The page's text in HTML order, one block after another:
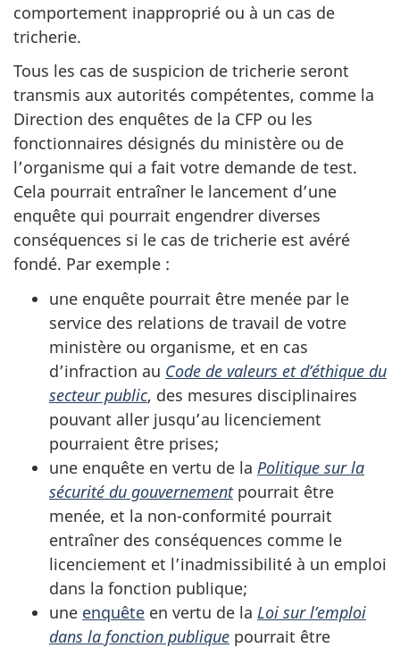
comportement inapproprié ou à un cas de
tricherie.
Tous les cas de suspicion de tricherie seront
transmis aux autorités compétentes, comme la
Direction des enquêtes de la CFP ou les
fonctionnaires désignés du ministère ou de
l’organisme qui a fait votre demande de test.
Cela pourrait entraîner le lancement d’une
enquête qui pourrait engendrer diverses
conséquences si le cas de tricherie est avéré
fondé. Par exemple :
une enquête pourrait être menée par le
service des relations de travail de votre
ministère ou organisme, et en cas
d’infraction au Code de valeurs et d’éthique du
secteur public, des mesures disciplinaires
pouvant aller jusqu’au licenciement
pourraient être prises;
une enquête en vertu de la Politique sur la
sécurité du gouvernementpourrait être
menée, et la non-conformité pourrait
entraîner des conséquences comme le
licenciement et l’inadmissibilité à un emploi
dans la fonction publique;
une enquête en vertu de la Loi sur l’emploi
dans la fonction publique pourrait être